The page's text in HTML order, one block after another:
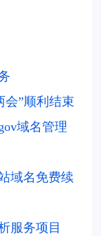
会”顺利结束
域名管理
域名免费续
服务项目